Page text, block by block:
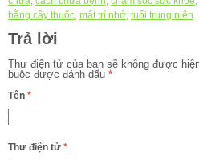
bằng cây thuốc, mất trí nhớ, tuổi trung niên
Trả lời
Thư điện tử của bạn sẽ không được
buộc được đánh dấu *
Tên *
Thư điện tử *